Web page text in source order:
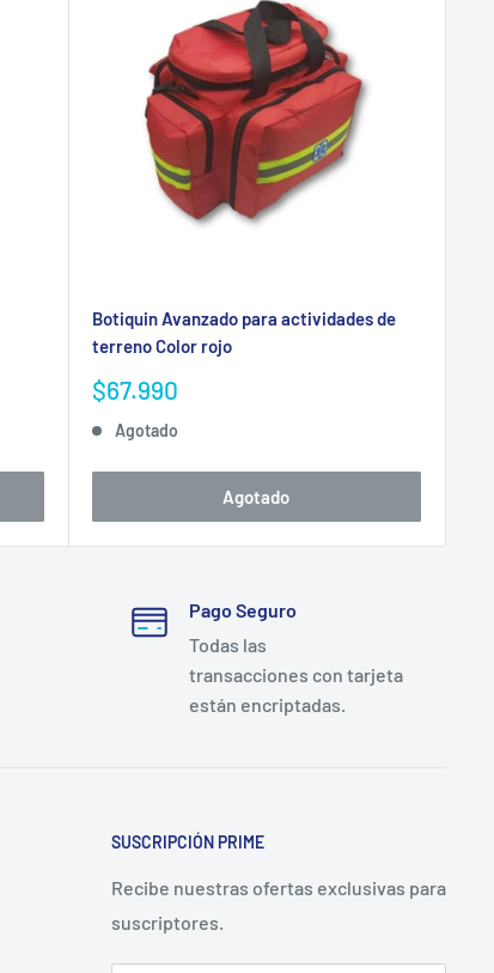
Botiquin Avanzado para actividades de
terreno Color rojo
Precio
venta
$67.990
Agotado
Agotado
Pago Seguro
Todas las
transacciones con tarjeta
están encriptadas.
SUSCRIPCIÓN PRIME
Recibe nuestras ofertas exclusivas para
suscriptores.